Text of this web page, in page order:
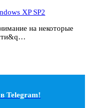
XP SP2
на некоторые
Telegram!